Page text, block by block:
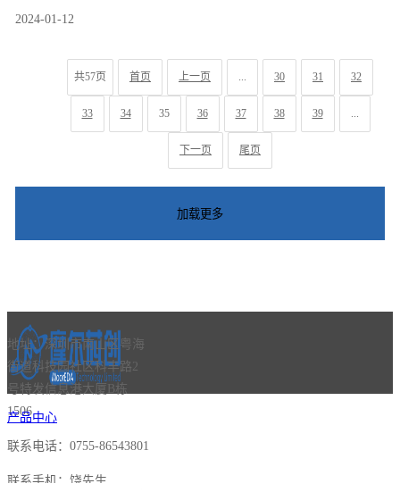
2024-01-12
共57页 首页 上一页 ... 30 31 32
33 34 35 36 37 38 39 ...
下一页 尾页
地址：深圳市南山区粤海
街道科技园社区科丰路2
号特发信息港大厦B栋
1506
联系电话：0755-86543801
联系手机：饶先生
产品中心